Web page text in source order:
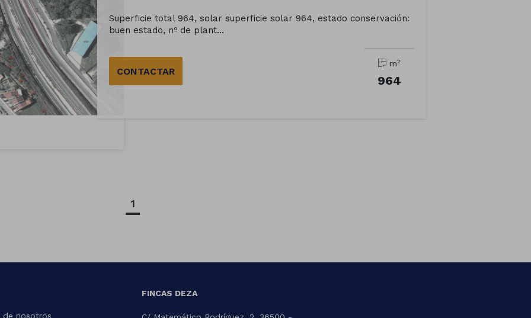
Superficie total 964, solar superficie solar 964, estado conservación:
buen estado, nº de plant...
CONTACTAR
m2
964
1
de nosotros
FINCAS DEZA